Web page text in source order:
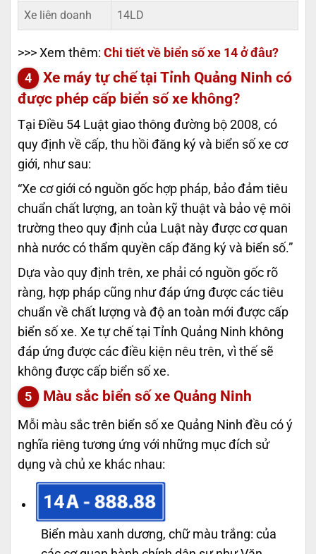
Xe liên doanh 14LD
>>> Xem thêm: Chi tiết về biển số xe 14 ở đâu?
Xe máy tự chế tại Tỉnh Quảng Ninh có
được phép cấp biển số xe không?
Tại Điều 54 Luật giao thông đường bộ 2008, có
quy định về cấp, thu hồi đăng ký và biển số xe cơ
giới, như sau:
“Xe cơ giới có nguồn gốc hợp pháp, bảo đảm tiêu
chuẩn chất lượng, an toàn kỹ thuật và bảo vệ môi
trường theo quy định của Luật này được cơ quan
nhà nước có thẩm quyền cấp đăng ký và biển số.”
Dựa vào quy định trên, xe phải có nguồn gốc rõ
ràng, hợp pháp cũng như đáp ứng được các tiêu
chuẩn về chất lượng và độ an toàn mới được cấp
biển số xe. Xe tự chế tại Tỉnh Quảng Ninh không
đáp ứng được các điều kiện nêu trên, vì thế sẽ
không được cấp biển số xe.
Màu sắc biển số xe Quảng Ninh
Mỗi màu sắc trên biển số xe Quảng Ninh đều có ý
nghĩa riêng tương ứng với những mục đích sử
dụng và chủ xe khác nhau:
14
Biển màu xanh dương, chữ màu trắng: của